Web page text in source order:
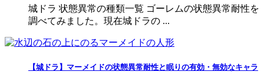
城ドラ 状態異常の種類一覧 ゴーレムの状態異常耐性を
調べてみました。現在城ドラの ...
【城ドラ】マーメイドの状態異常耐性と眠りの有効・無効なキャラ